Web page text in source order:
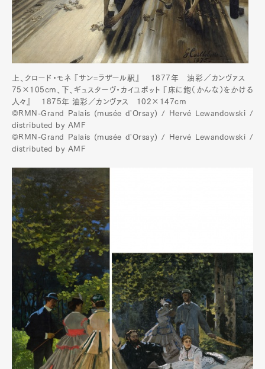
上、クロード・モネ 『サン=ラザール駅』 1877年 油彩／カンヴァス
75×105cm、下、ギュスターヴ・カイユボット 『床に鉋（かんな）をかける
人々』 1875年 油彩／カンヴァス 102×147cm
©RMN-Grand Palais (musée d'Orsay) / Hervé Lewandowski /
distributed by AMF
©RMN-Grand Palais (musée d'Orsay) / Hervé Lewandowski /
distributed by AMF